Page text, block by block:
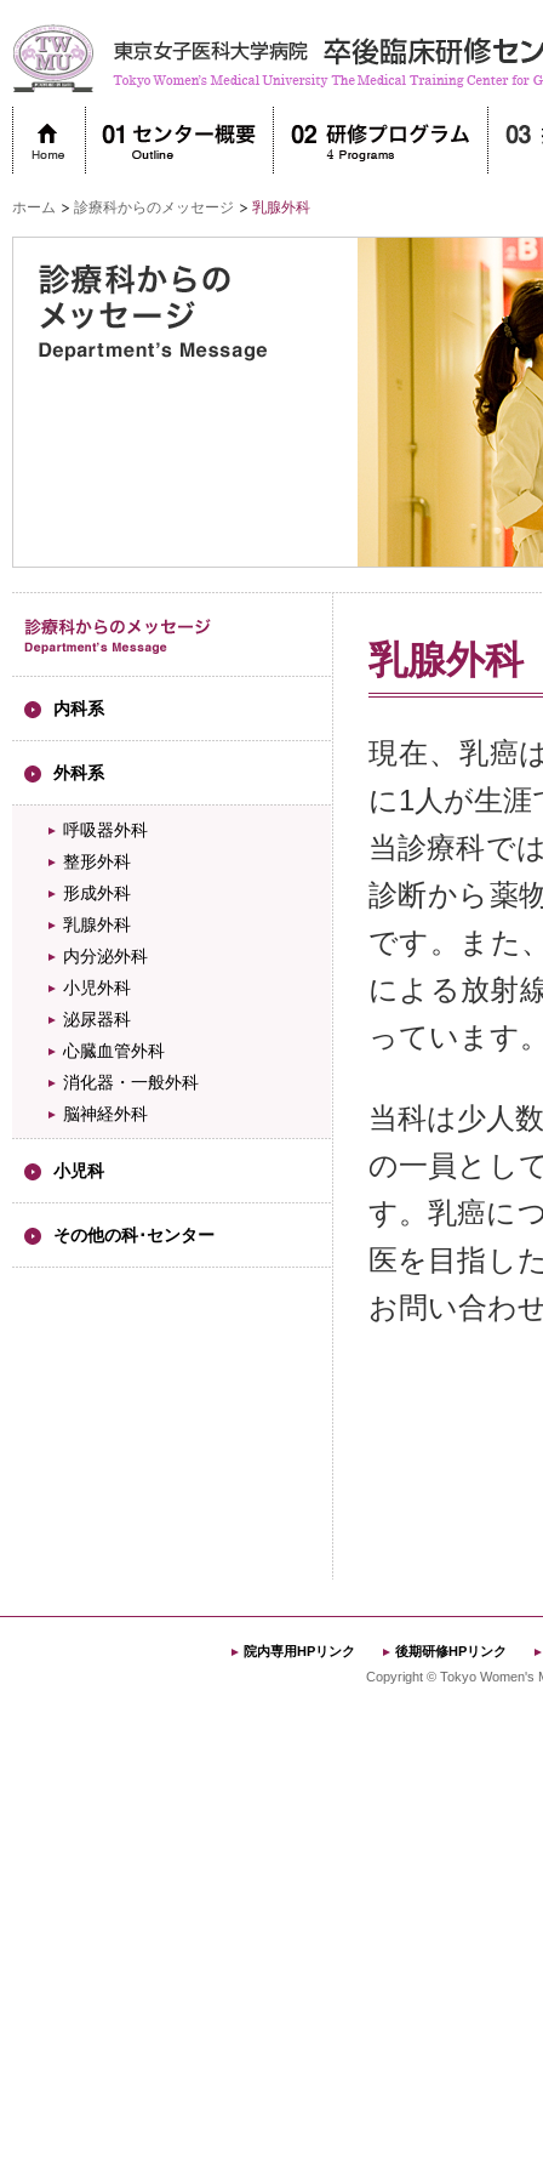
ホーム 診療科からのメッセージ 乳腺外科
乳腺外科
現在、乳癌
に1人が生
当診療科で
診断から薬
です。また
による放射
っています
当科は少人
の一員とし
す。乳癌に
医を目指し
お問い合わ
内科系
外科系
呼吸器外科
整形外科
形成外科
乳腺外科
内分泌外科
小児外科
泌尿器科
心臓血管外科
消化器・一般外科
脳神経外科
小児科
その他の科･センター
院内専用HPリンク
後期研修HPリンク
Copyright © Tokyo Women's